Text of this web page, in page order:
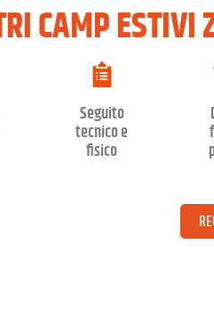
CAMP ESTIVI
Seguito
tecnico e
fisico